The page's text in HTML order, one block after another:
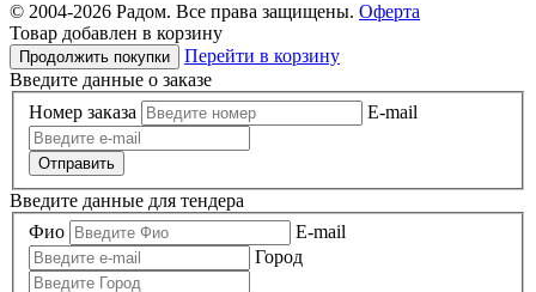
© 2004-2026 Радом. Все права защищены. Оферта
Товар добавлен в корзину
Продолжить покупки
Перейти в корзину
Введите данные о заказе
Номер заказа
E-mail
Отправить
Введите данные для тендера
Фио
E-mail
Город